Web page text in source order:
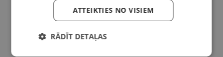
ATTEIKTIES NO VISIEM
RĀDĪT DETAĻAS